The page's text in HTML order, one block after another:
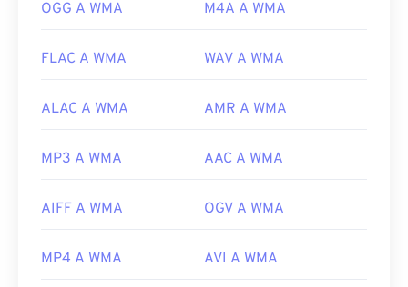
OGG A WMA M4A A WMA
FLAC A WMA WAV A WMA
ALAC A WMA AMR A WMA
MP3 A WMA AAC A WMA
AIFF A WMA OGV A WMA
MP4 A WMA AVI A WMA